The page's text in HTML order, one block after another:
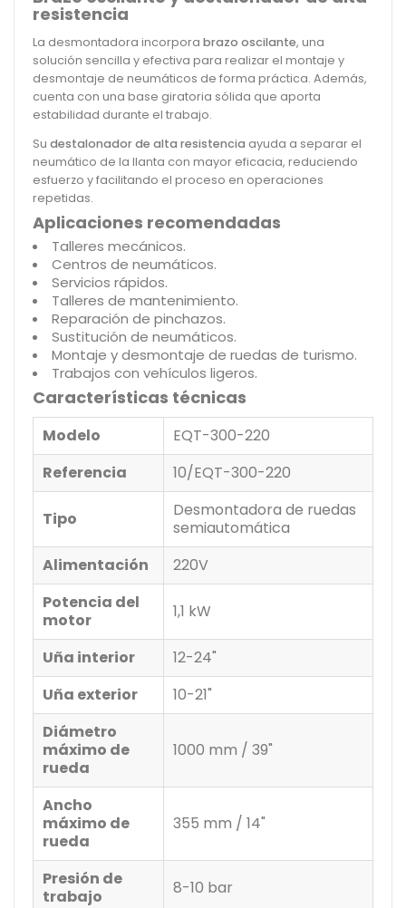
resistencia
La desmontadora incorpora brazo oscilante, una
solución sencilla y efectiva para realizar el montaje y
desmontaje de neumáticos de forma práctica. Además,
cuenta con una base giratoria sólida que aporta
estabilidad durante el trabajo.
Su destalonador de alta resistencia ayuda a separar el
neumático de la llanta con mayor eficacia, reduciendo
esfuerzo y facilitando el proceso en operaciones
repetidas.
Aplicaciones recomendadas
Talleres mecánicos.
Centros de neumáticos.
Servicios rápidos.
Talleres de mantenimiento.
Reparación de pinchazos.
Sustitución de neumáticos.
Montaje y desmontaje de ruedas de turismo.
Trabajos con vehículos ligeros.
Características técnicas
Modelo
EQT-300-220
Referencia
10/EQT-300-220
Tipo
Desmontadora de ruedas
semiautomática
Alimentación
220V
Potencia del
motor
1,1 kW
Uña interior
12-24"
Uña exterior
10-21"
Diámetro
máximo de
rueda
1000 mm / 39"
Ancho
máximo de
rueda
355 mm / 14"
Presión de
trabajo
8-10 bar